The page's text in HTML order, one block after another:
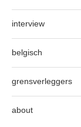
interview
belgisch
grensverleggers
about